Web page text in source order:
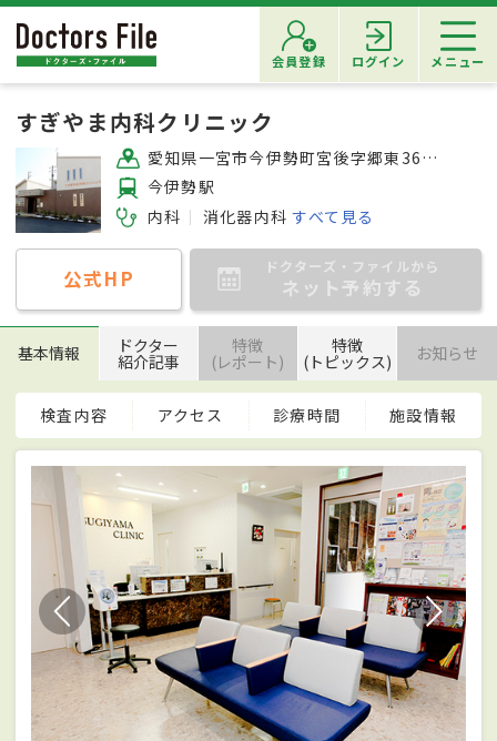
会員登録 ログイン メニュー
すぎやま内科クリニック
愛知県一宮市今伊勢町宮後字郷東36 メディカルガーデンいまいせ内
今伊勢駅
内科
消化器内科 すべて見る
公式HP ドクターズ・ファイルから
ネット予約する
基本情報 ドクター
紹介記事
特徴
(レポート)
特徴
(トピックス) お知らせ
検査内容 アクセス 診療時間 施設情報